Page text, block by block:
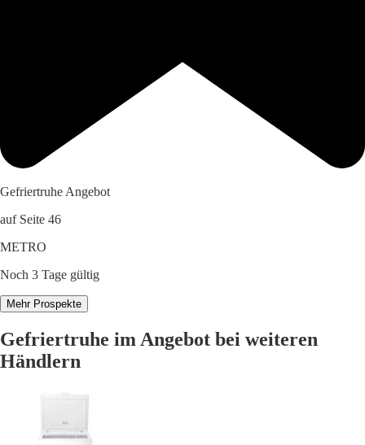
Gefriertruhe Angebot
auf Seite 46
METRO
Noch 3 Tage gültig
Mehr Prospekte
Gefriertruhe im Angebot bei weiteren
Händlern